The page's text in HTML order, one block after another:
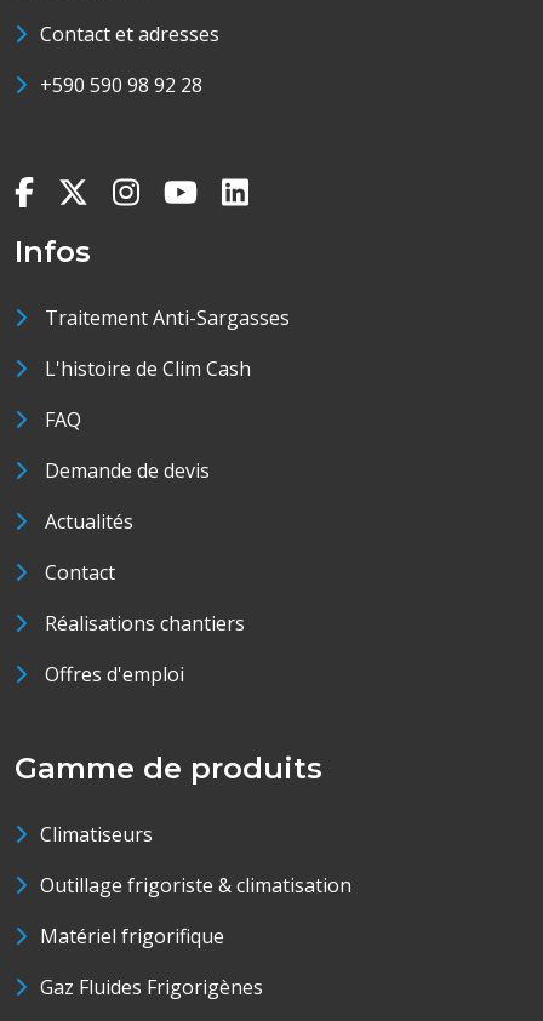
Contact et adresses
+590 590 98 92 28
Infos
Traitement Anti-Sargasses
L'histoire de Clim Cash
FAQ
Demande de devis
Actualités
Contact
Réalisations chantiers
Offres d'emploi
Gamme de produits
Climatiseurs
Outillage frigoriste & climatisation
Matériel frigorifique
Gaz Fluides Frigorigènes